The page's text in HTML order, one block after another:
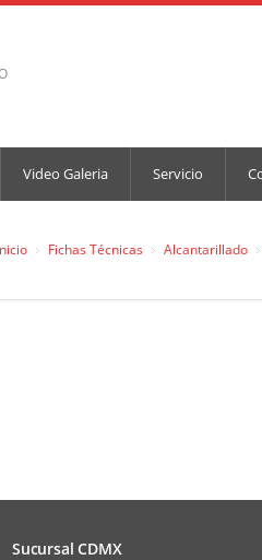
Video Galeria Servicio
Fichas Técnicas Alcantarillado
Sucursal CDMX